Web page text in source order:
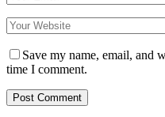
Save my name, email, and
time I comment.